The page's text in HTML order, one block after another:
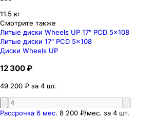
11.5 кг
Смотрите также
Литые диски Wheels UP 17″ PCD 5x108
Литые диски 17″ PCD 5x108
Диски Wheels UP
12 300 ₽
49 200 ₽ за 4 шт.
Рассрочка 6 мес. 8 200 ₽/мес. за 4 шт.